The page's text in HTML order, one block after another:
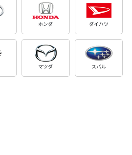
ホンダ ダイハツ
マツダ スバル